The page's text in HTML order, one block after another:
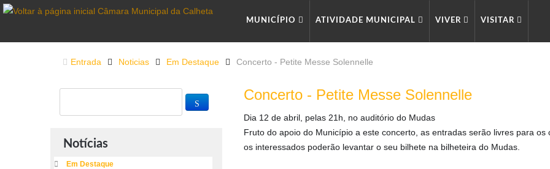
MUNICÍPIO ATIVIDADE MUNICIPAL VIVER VISITAR
Entrada Noticias Em Destaque Concerto - Petite Messe Solennelle
Concerto - Petite Messe Solennelle
Dia 12 de abril, pelas 21h, no auditório do Mudas
Fruto do apoio do Município a este concerto, as entradas serão livres para
os interessados poderão levantar o seu bilhete na bilheteira do Mudas.
Notícias
Em Destaque